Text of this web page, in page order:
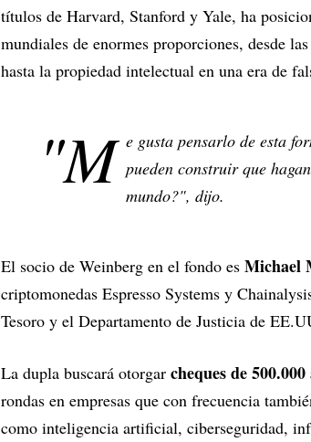
títulos de Harvard, Stanford y Yale, ha
mundiales de enormes proporciones, desde
hasta la propiedad intelectual en una era de
"M e gusta pensarlo de esta
pueden construir que
mundo?", dijo.
El socio de Weinberg en el fondo es Michael
criptomonedas Espresso Systems y
Tesoro y el Departamento de Justicia de
La dupla buscará otorgar cheques de
rondas en empresas que con frecuencia
como inteligencia artificial, ciberseguridad,